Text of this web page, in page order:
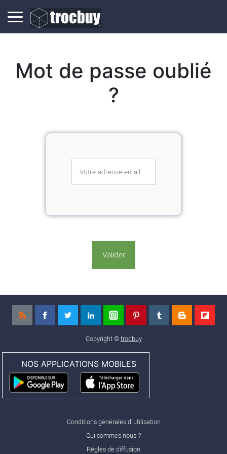
Mot de passe oublié
?
Copyright ©trocbuy
NOS APPLICATIONS MOBILES
Conditions générales d'utilisation
Qui sommes nous ?
Règles de diffusion